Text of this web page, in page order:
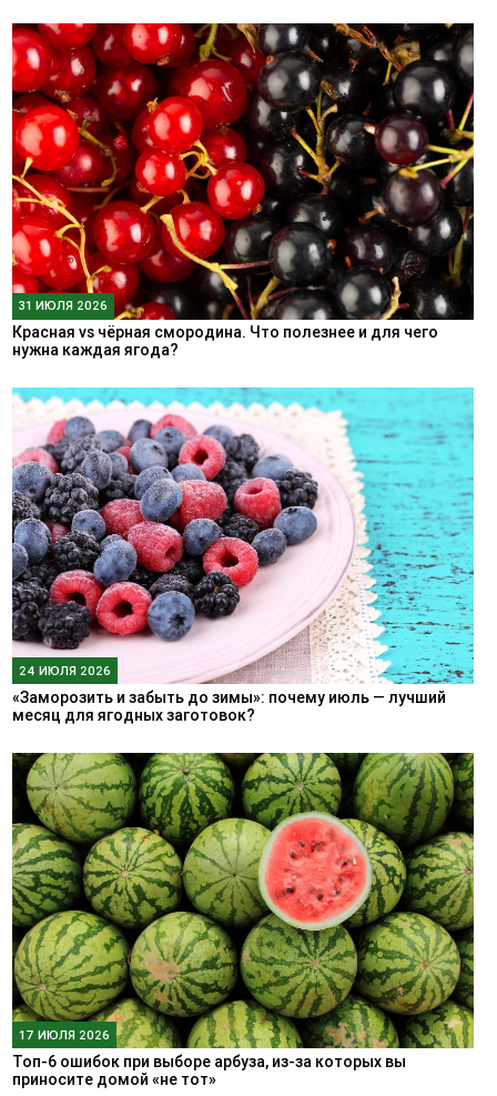
31 ИЮЛЯ 2026
Красная vs чёрная смородина. Что полезнее и для чего
нужна каждая ягода?
24 ИЮЛЯ 2026
«Заморозить и забыть до зимы»: почему июль — лучший
месяц для ягодных заготовок?
17 ИЮЛЯ 2026
Топ-6 ошибок при выборе арбуза, из-за которых вы
приносите домой «не тот»